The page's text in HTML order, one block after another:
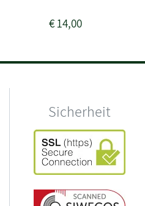
€14,00
Sicherheit